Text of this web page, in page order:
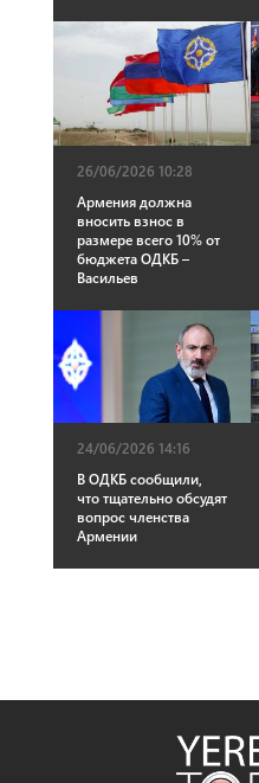
26/06/2026 10:28
Армения должна
вносить взнос в
размере всего 10% от
бюджета ОДКБ –
Васильев
24/06/2026 14:16
В ОДКБ сообщили,
что тщательно обсудят
вопрос членства
Армении